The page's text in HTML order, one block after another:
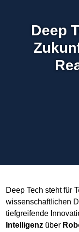
Deep Tech Berlin – Wo
Deep Tech steht für
wissenschaftlichen
tiefgreifende
Intelligenz über